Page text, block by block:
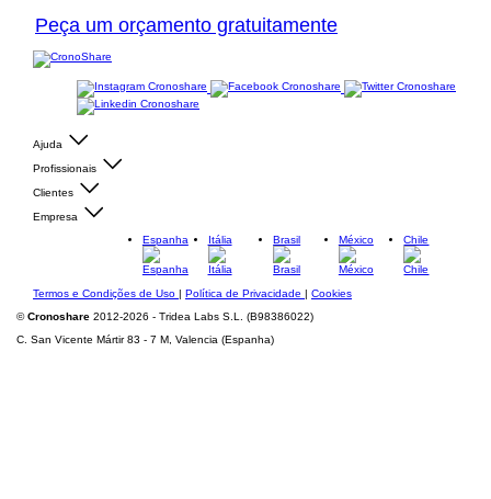
Peça um orçamento gratuitamente
Ajuda
Profissionais
Clientes
Empresa
Espanha
Itália Brasil México Chile
Termos e Condições de Uso | Política de Privacidade | Cookies
©Cronoshare 2012-2026 - Tridea Labs S.L. (B98386022)
C. San Vicente Mártir 83 - 7 M, Valencia (Espanha)